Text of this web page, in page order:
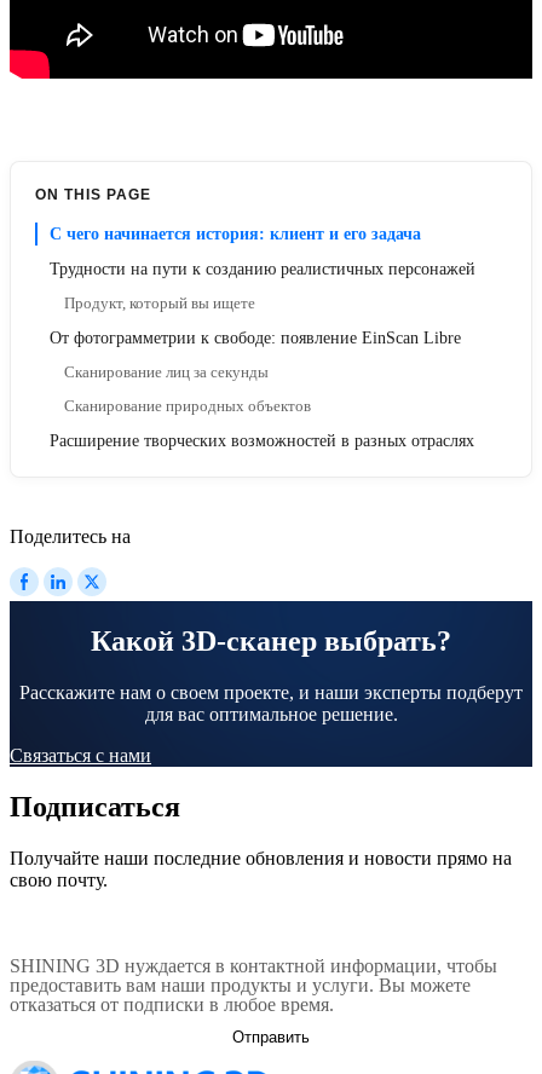
ON THIS PAGE
С чего начинается история: клиент и его задача
Трудности на пути к созданию реалистичных персонажей
Продукт, который вы ищете
От фотограмметрии к свободе: появление EinScan Libre
Сканирование лиц за секунды
Сканирование природных объектов
Расширение творческих возможностей в разных отраслях
Поделитесь на
Какой 3D-сканер выбрать?
Расскажите нам о своем проекте, и наши эксперты подберут
для вас оптимальное решение.
Связаться с нами
Подписаться
Получайте наши последние обновления и новости прямо на
свою почту.
SHINING 3D нуждается в контактной информации, чтобы
предоставить вам наши продукты и услуги. Вы можете
отказаться от подписки в любое время.